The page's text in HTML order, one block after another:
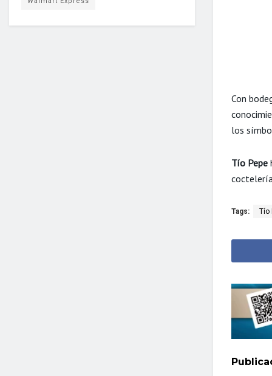
Con
los
Tío Pepe
Tags: Tío